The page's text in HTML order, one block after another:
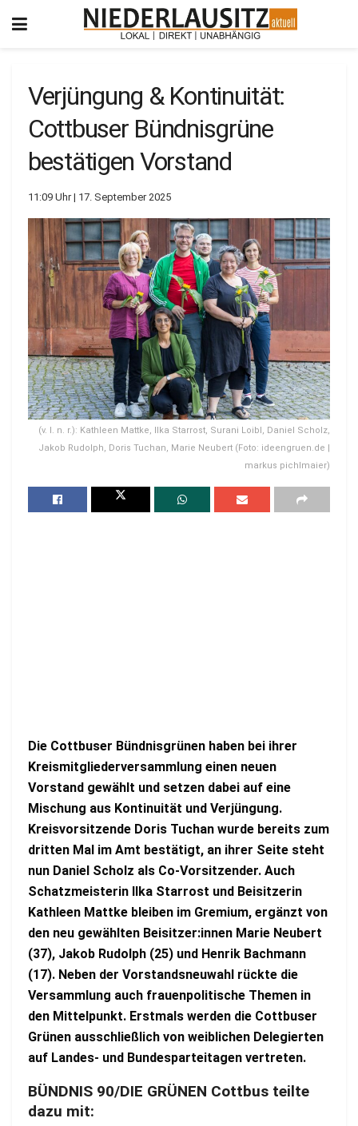
Verjüngung & Kontinuität:
Cottbuser Bündnisgrüne
bestätigen Vorstand
11:09 Uhr | 17. September 2025
(v. l. n. r.): Kathleen Mattke, Ilka Starrost, Surani Loibl, Daniel Scholz,
Jakob Rudolph, Doris Tuchan, Marie Neubert (Foto: ideengruen.de |
markus pichlmaier)
Die Cottbuser Bündnisgrünen haben bei ihrer
Kreismitgliederversammlung einen neuen
Vorstand gewählt und setzen dabei auf eine
Mischung aus Kontinuität und Verjüngung.
Kreisvorsitzende Doris Tuchan wurde bereits zum
dritten Mal im Amt bestätigt, an ihrer Seite steht
nun Daniel Scholz als Co-Vorsitzender. Auch
Schatzmeisterin Ilka Starrost und Beisitzerin
Kathleen Mattke bleiben im Gremium, ergänzt von
den neu gewählten Beisitzer:innen Marie Neubert
(37), Jakob Rudolph (25) und Henrik Bachmann
(17). Neben der Vorstandsneuwahl rückte die
Versammlung auch frauenpolitische Themen in
den Mittelpunkt. Erstmals werden die Cottbuser
Grünen ausschließlich von weiblichen Delegierten
auf Landes- und Bundesparteitagen vertreten.
BÜNDNIS 90/DIE GRÜNEN Cottbus teilte
dazu mit: